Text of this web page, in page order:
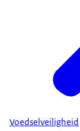
Voedselveiligheid